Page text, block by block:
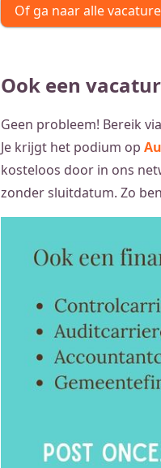
Of ga naar alle
Ook een
Geen probleem! Bereik
Je krijgt het podium op
kosteloos door in ons
zonder sluitdatum. Zo